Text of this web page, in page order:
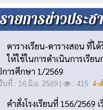
ายการข่าวประ
ตารางเรียน-ตารางสอน ที่ไ
ให้ใช้ในการดำเนินการเรีย
ารศึกษา 1/2569
นที่ : 16 มิ.ย. 2569 | : 415 คำ
คำสั่งโรงเรียนที่ 156/2569